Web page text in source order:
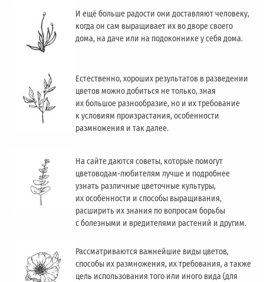
И ещё больше радости они доставляют человеку,
когда он сам выращивает их во дворе своего
дома, на даче или на подоконнике у себя дома.
Естественно, хороших результатов в разведении
цветов можно добиться не только, зная
их большое разнообразие, но и их требование
к условиям произрастания, особенности
размножения и так далее.
На сайте даются советы, которые помогут
цветоводам-любителям лучше и подробнее
узнать различные цветочные культуры,
их особенности и способы выращивания,
расширить их знания по вопросам борьбы
с болезными и вредителями растений и другим.
Рассматриваются важнейшие виды цветов,
способы их размножения, их требования, а также
цель использования того или иного вида (для